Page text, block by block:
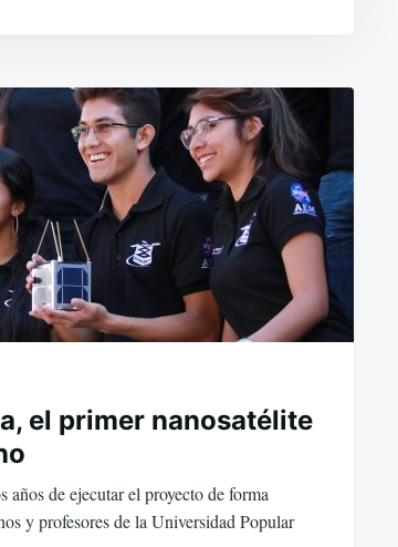
el primer nanosatélite
años de ejecutar el proyecto de forma
y profesores de la Universidad Popular